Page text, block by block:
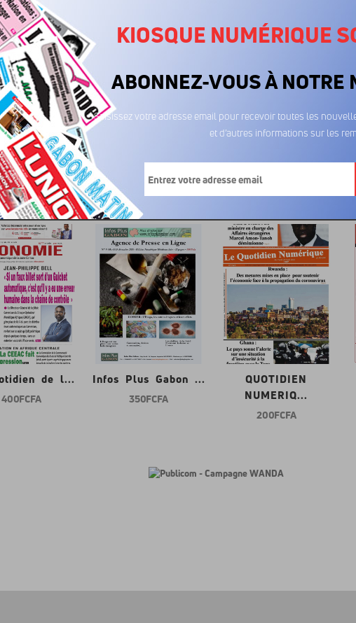
2025
La Cigale Enchantée
600FCFA
ont également aimé...
de l...
400 FCFA
Infos Plus Gabon ...
350 FCFA
QUOTIDIEN
NUMERIQ...
200 FCFA
KIOSQUE NUMÉRIQUE
ABONNEZ-VOUS À NOTRE
Saisissez votre adresse email pour recevoir toutes les
et d’autres informations sur les